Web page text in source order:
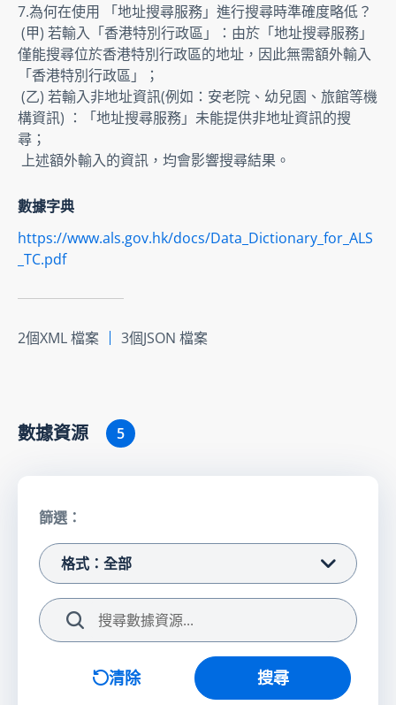
7.為何在使用 「地址搜尋服務」進行搜尋時準確度略低？
僅能搜尋位於香港特別行政區的地址，因此無需額外輸入
「香港特別行政區」；
構資訊) ：「地址搜尋服務」未能提供非地址資訊的搜
尋；
上述額外輸入的資訊，均會影響搜尋結果。
數據字典
https://www.als.gov.hk/docs/Data_Dictionary_for_ALS
_TC.pdf
2個XML 檔案 3個JSON 檔案
數據資源 5
篩選：
格式：全部
清除 搜尋